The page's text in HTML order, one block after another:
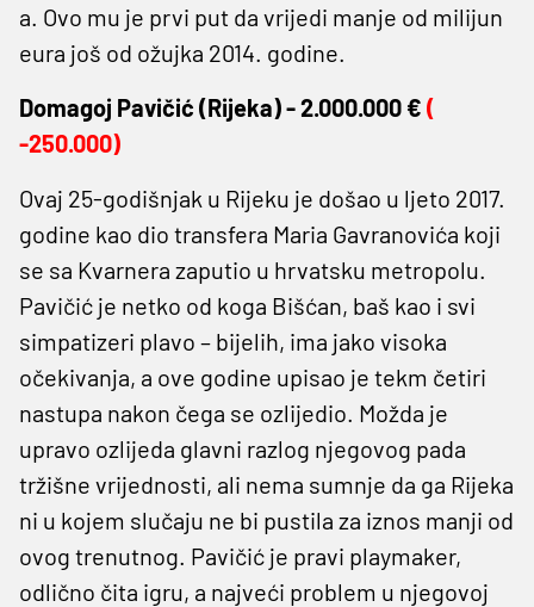
a. Ovo mu je prvi put da vrijedi manje od milijun
eura još od ožujka 2014. godine.
Domagoj Pavičić (Rijeka) -2.000.000 € (
-250.000)
Ovaj 25-godišnjak u Rijeku je došao u ljeto 2017.
godine kao dio transfera Maria Gavranovića koji
se sa Kvarnera zaputio u hrvatsku metropolu.
Pavičić je netko od koga Bišćan, baš kao i svi
simpatizeri plavo – bijelih, ima jako visoka
očekivanja, a ove godine upisao je tekm četiri
nastupa nakon čega se ozlijedio. Možda je
upravo ozlijeda glavni razlog njegovog pada
tržišne vrijednosti, ali nema sumnje da ga Rijeka
ni u kojem slučaju ne bi pustila za iznos manji od
ovog trenutnog. Pavičić je pravi playmaker,
odlično čita igru, a najveći problem u njegovoj